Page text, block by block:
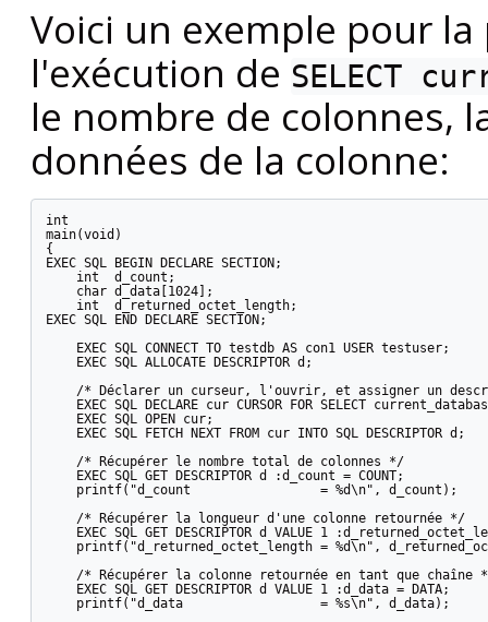
Voici un exemple pour
l'exécution de SELECT
le nombre de colonnes,
données de la colonne:
int
main(void)
{
EXEC SQL BEGIN DECLARE SECTION;
    int  d_count;
    char d_data[1024];
    int  d_returned_octet_length;
EXEC SQL END DECLARE SECTION;
    EXEC SQL CONNECT TO testdb AS con1 USER testuser;
    EXEC SQL ALLOCATE DESCRIPTOR d;
/* Déclarer un curseur, l'ouvrir, et assigner un
EXEC SQL DECLARE cur CURSOR FOR SELECT
    EXEC SQL OPEN cur;
    EXEC SQL FETCH NEXT FROM cur INTO SQL DESCRIPTOR d;
    /* Récupérer le nombre total de colonnes */
    EXEC SQL GET DESCRIPTOR d :d_count = COUNT;
    printf("d_count                 = %d\n", d_count);
    /* Récupérer la longueur d'une colonne retournée */
EXEC SQL GET DESCRIPTOR d VALUE 1
printf("d_returned_octet_length = %d\n",
/* Récupérer la colonne retournée en tant que chaîne
    EXEC SQL GET DESCRIPTOR d VALUE 1 :d_data = DATA;
    printf("d_data                  = %s\n", d_data);